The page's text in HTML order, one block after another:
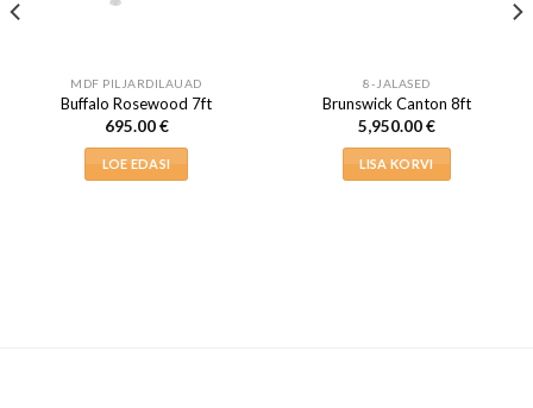
MDF PILJARDILAUAD
Buffalo Rosewood 7ft
695.00€
LOE EDASI
8-JALASED
Brunswick Canton 8ft
5,950.00€
LISA KORVI